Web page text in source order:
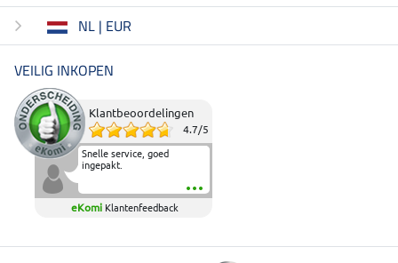
NL | EUR
VEILIG INKOPEN
Klantbeoordelingen
4.7/5
Snelle service, goed
ingepakt.
eKomi Klantenfeedback